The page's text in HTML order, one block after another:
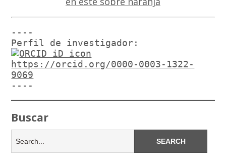
----
Perfil de investigador:
https://orcid.org/0000-0003-1322-
9069
----
Buscar